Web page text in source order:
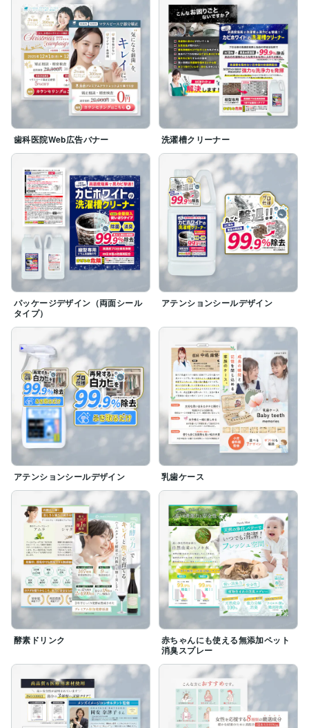
歯科医院Web広告バナー 洗濯槽クリーナー
パッケージデザイン（両面シール
タイプ）
アテンションシールデザイン
アテンションシールデザイン 乳歯ケース
酵素ドリンク
赤ちゃんにも使える無添加ペット
消臭スプレー